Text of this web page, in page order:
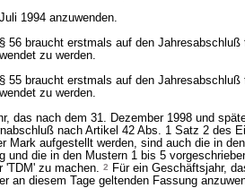
1994 anzuwenden.
56 braucht erstmals auf den
zu werden.
55 braucht erstmals auf den
zu werden.
das nach dem 31. Dezember 1998 und
nach Artikel 42 Abs. 1 Satz 2 des
Mark aufgestellt werden, sind auch die in
und die in den Mustern 1 bis 5
'TDM' zu machen. 2
Für ein Geschäftsjahr,
an diesem Tage geltenden Fassung